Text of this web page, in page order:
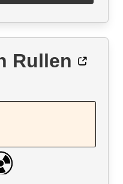
Rullen